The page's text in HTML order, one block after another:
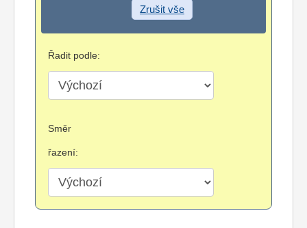
Zrušit vše
Řadit podle:
Směr
řazení: